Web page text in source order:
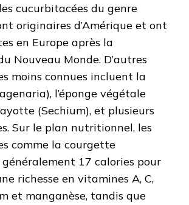
cucurbitacées du genre
originaires d’Amérique et ont
en Europe après la
Nouveau Monde. D’autres
moins connues incluent la
l’éponge végétale
(Sechium), et plusieurs
Sur le plan nutritionnel, les
comme la courgette
17 calories pour
richesse en vitamines A, C,
et manganèse, tandis que